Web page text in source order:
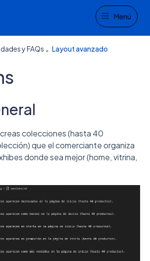
Menu
Menú
y FAQs Layout avanzado
creas colecciones (hasta 40
que el comerciante organiza
donde sea mejor (home, vitrina,